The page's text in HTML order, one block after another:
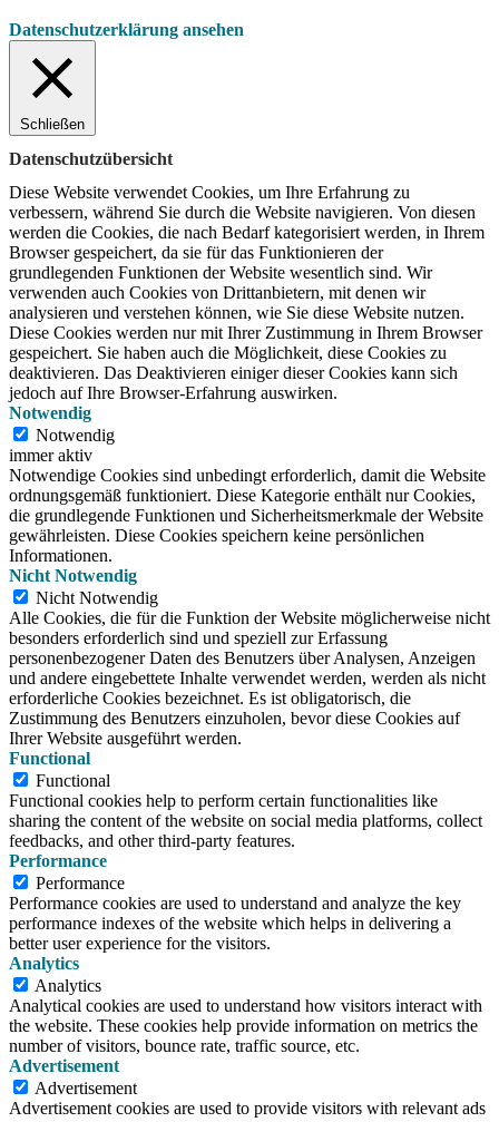
Datenschutzerklärung ansehen
Schließen
Datenschutzübersicht
Diese Website verwendet Cookies, um Ihre Erfahrung zu
verbessern, während Sie durch die Website navigieren. Von diesen
werden die Cookies, die nach Bedarf kategorisiert werden, in Ihrem
Browser gespeichert, da sie für das Funktionieren der
grundlegenden Funktionen der Website wesentlich sind. Wir
verwenden auch Cookies von Drittanbietern, mit denen wir
analysieren und verstehen können, wie Sie diese Website nutzen.
Diese Cookies werden nur mit Ihrer Zustimmung in Ihrem Browser
gespeichert. Sie haben auch die Möglichkeit, diese Cookies zu
deaktivieren. Das Deaktivieren einiger dieser Cookies kann sich
jedoch auf Ihre Browser-Erfahrung auswirken.
Notwendig
Notwendig
immer aktiv
Notwendige Cookies sind unbedingt erforderlich, damit die Website
ordnungsgemäß funktioniert. Diese Kategorie enthält nur Cookies,
die grundlegende Funktionen und Sicherheitsmerkmale der Website
gewährleisten. Diese Cookies speichern keine persönlichen
Informationen.
Nicht Notwendig
Nicht Notwendig
Alle Cookies, die für die Funktion der Website möglicherweise nicht
besonders erforderlich sind und speziell zur Erfassung
personenbezogener Daten des Benutzers über Analysen, Anzeigen
und andere eingebettete Inhalte verwendet werden, werden als nicht
erforderliche Cookies bezeichnet. Es ist obligatorisch, die
Zustimmung des Benutzers einzuholen, bevor diese Cookies auf
Ihrer Website ausgeführt werden.
Functional
Functional
Functional cookies help to perform certain functionalities like
sharing the content of the website on social media platforms, collect
feedbacks, and other third-party features.
Performance
Performance
Performance cookies are used to understand and analyze the key
performance indexes of the website which helps in delivering a
better user experience for the visitors.
Analytics
Analytics
Analytical cookies are used to understand how visitors interact with
the website. These cookies help provide information on metrics the
number of visitors, bounce rate, traffic source, etc.
Advertisement
Advertisement
Advertisement cookies are used to provide visitors with relevant ads